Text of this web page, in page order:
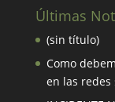
Últimas
(sin título)
Como
en las redes